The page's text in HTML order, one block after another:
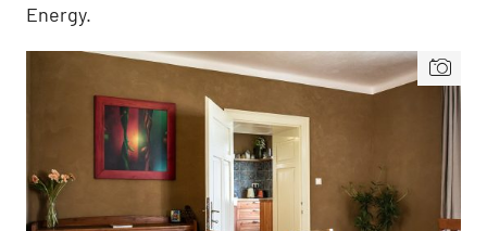
Energy.